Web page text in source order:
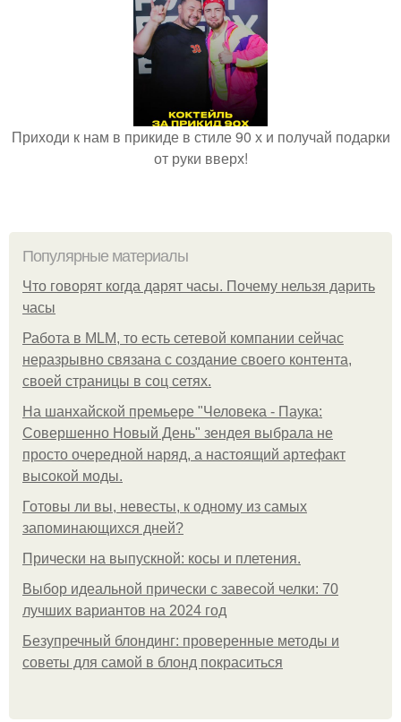
Приходи к нам в прикиде в стиле 90 х и получай подарки
от руки вверх!
Популярные материалы
Что говорят когда дарят часы. Почему нельзя дарить
часы
Работа в MLM, то есть сетевой компании сейчас
неразрывно связана с создание своего контента,
своей страницы в соц сетях.
На шанхайской премьере "Человека - Паука:
Совершенно Новый День" зендея выбрала не
просто очередной наряд, а настоящий артефакт
высокой моды.
Готовы ли вы, невесты, к одному из самых
запоминающихся дней?
Прически на выпускной: косы и плетения.
Выбор идеальной прически с завесой челки: 70
лучших вариантов на 2024 год
Безупречный блондинг: проверенные методы и
советы для самой в блонд покраситься